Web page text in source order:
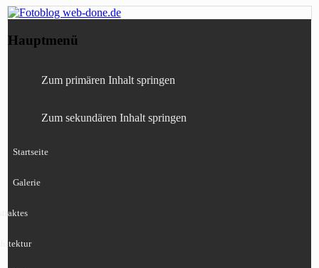
Fotoblog web-done.de
Canon, Nikon, Sony
Hauptmenü
Zum primären Inhalt springen
Zum sekundären Inhalt springen
Startseite
Galerie